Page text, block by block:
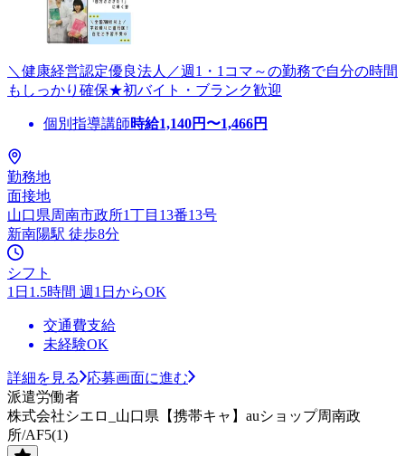
＼健康経営認定優良法人／週1・1コマ～の勤務で自分の時間
もしっかり確保★初バイト・ブランク歓迎
個別指導講師時給1,140円〜1,466円
勤務地
面接地
山口県周南市政所1丁目13番13号
新南陽駅 徒歩8分
シフト
1日1.5時間 週1日からOK
交通費支給
未経験OK
詳細を見る
応募画面に進む
派遣労働者
株式会社シエロ_山口県【携帯キャ】auショップ周南政
所/AF5(1)